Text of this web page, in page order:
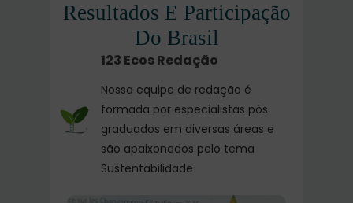
Resultados E Participação
Do Brasil
123 Ecos Redação
Nossa equipe de redação é
formada por especialistas pós
graduados em diversas áreas e
são apaixonados pelo tema
Sustentabilidade